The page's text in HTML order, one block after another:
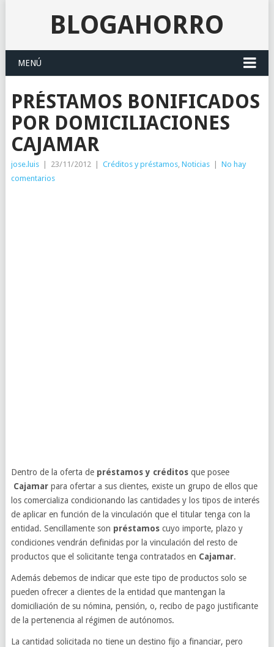
BLOGAHORRO
MENÚ
PRÉSTAMOS BONIFICADOS
POR DOMICILIACIONES
CAJAMAR
jose.luis 23/11/2012 Créditos y préstamos, Noticias
No hay
comentarios
Dentro de la oferta de préstamos y créditosque posee
Cajamarpara ofertar a sus clientes, existe un grupo de ellos que
los comercializa condicionando las cantidades y los tipos de interés
de aplicar en función de la vinculación que el titular tenga con la
entidad. Sencillamente son préstamoscuyo importe, plazo y
condiciones vendrán definidas por la vinculación del resto de
productos que el solicitante tenga contratados en Cajamar.
Además debemos de indicar que este tipo de productos solo se
pueden ofrecer a clientes de la entidad que mantengan la
domiciliación de su nómina, pensión, o, recibo de pago justificante
de la pertenencia al régimen de autónomos.
La cantidad solicitada no tiene un destino fijo a financiar, pero